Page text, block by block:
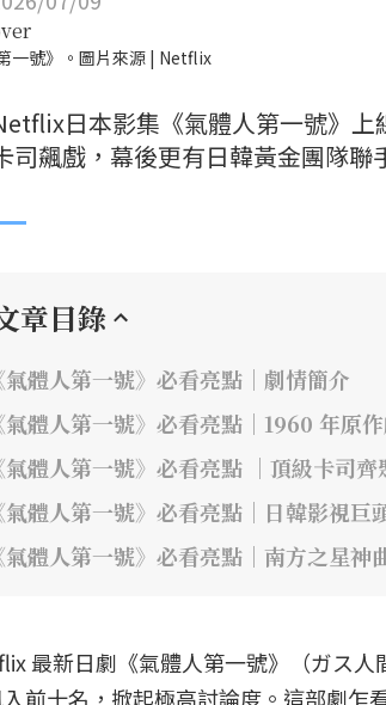
一號》。圖片來源 | Netflix
日本影集《氣體人第一號》
司飆戲，幕後更有日韓黃金團隊聯
章目錄
氣體人第一號》必看亮點｜劇情簡介
氣體人第一號》必看亮點｜1960 年原
氣體人第一號》必看亮點 ｜頂級卡司
氣體人第一號》必看亮點｜日韓影視
氣體人第一號》必看亮點｜南方之星
最新日劇《氣體人第一號》（ガス
前十名，掀起極高討論度。這部劇乍